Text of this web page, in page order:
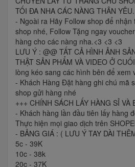
TỐI ĐA NHA CÁC NÀNG THÂN YÊU.
- Ngoài ra Hãy Follow shop để
shop nhé, Follow Tặng ngay
hàng cho các nàng nha.<3 <3 <3
LƯU Ý : @@ TẤT CẢ HÌNH ẢNH
THẬT SẢN PHẨM VÀ VIDEO Ở
lòng kéo sang các hình bên để xem
- Khách Hàng Đặt hàng ghi chú mã
shop gửi hàng nhé
+++ CHÍNH SÁCH LẤY HÀNG SỈ VÀ
- Khách hàng lần đầu tiên lấy hàng
Thực hiện mọi giao dịch trên
- BẢNG GIÁ : ( LƯU Ý TAY DÀI
5c - 39K
10c - 38k
20c - 37K